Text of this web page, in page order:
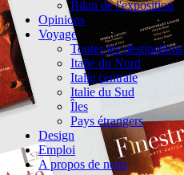
Bilan de l'exposition
Opinions
Voyage
Toutes les destinations
Italie du Nord
Italie centrale
Italie du Sud
Îles
Pays étrangers
Design
Emploi
A propos de nous